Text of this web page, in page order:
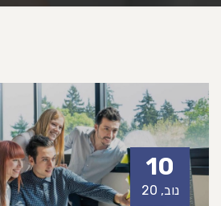
10
נוב, 20